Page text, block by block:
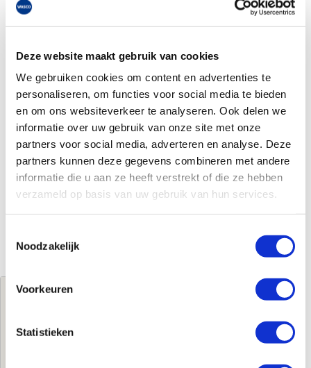
Deze website maakt gebruik van cookies
We gebruiken cookies om content en advertenties te
personaliseren, om functies voor social media te bieden
en om ons websiteverkeer te analyseren. Ook delen we
informatie over uw gebruik van onze site met onze
partners voor social media, adverteren en analyse. Deze
partners kunnen deze gegevens combineren met andere
informatie die u aan ze heeft verstrekt of die ze hebben
verzameld op basis van uw gebruik van hun services.
Noodzakelijk
Voorkeuren
Statistieken
Jouw brutoprijs